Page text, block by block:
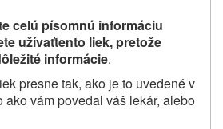
celú písomnú informáciu
užívaťtento liek, pretože
informácie.
presne tak, ako je to uvedené v
ako vám povedal váš lekár, alebo